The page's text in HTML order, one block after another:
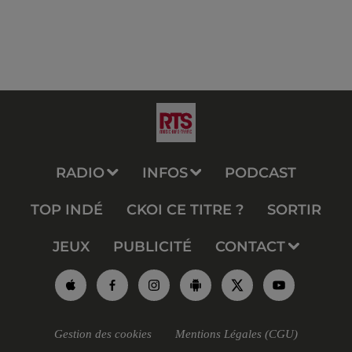
RADIO INFOS PODCAST
TOP INDÉ CKOI CE TITRE ? SORTIR
JEUX PUBLICITÉ CONTACT
Gestion des cookies Mentions Légales (CGU)